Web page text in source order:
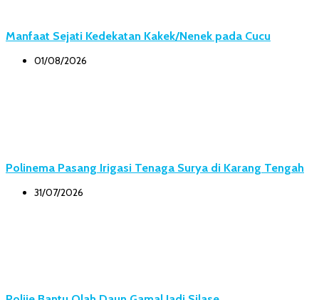
Manfaat Sejati Kedekatan Kakek/Nenek pada Cucu
01/08/2026
Polinema Pasang Irigasi Tenaga Surya di Karang Tengah
31/07/2026